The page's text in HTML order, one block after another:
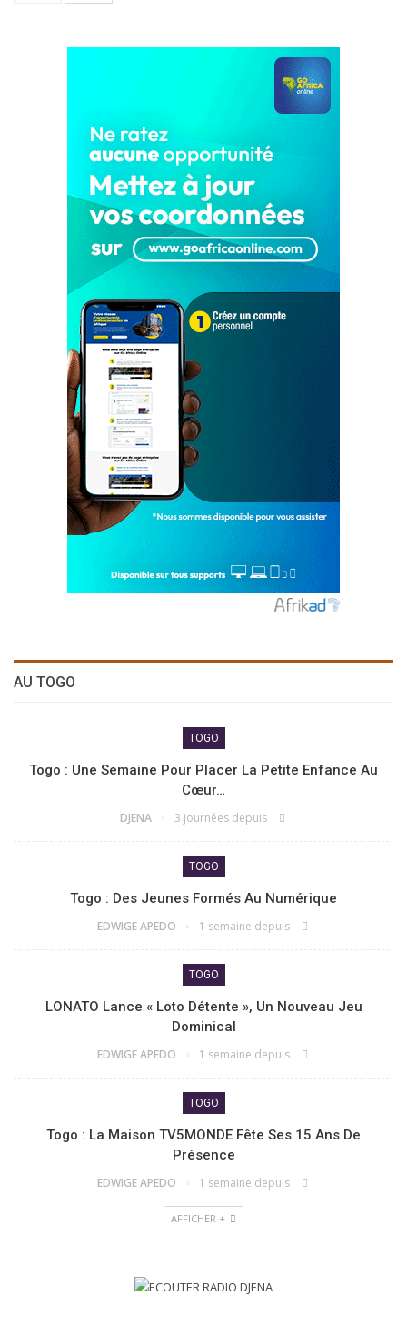
AU TOGO
TOGO
Togo : Une Semaine Pour Placer La Petite Enfance Au
Cœur…
DJENA 3 journées depuis
TOGO
Togo : Des Jeunes Formés Au Numérique
EDWIGE APEDO 1 semaine depuis
TOGO
LONATO Lance « Loto Détente », Un Nouveau Jeu
Dominical
EDWIGE APEDO 1 semaine depuis
TOGO
Togo : La Maison TV5MONDE Fête Ses 15 Ans De
Présence
EDWIGE APEDO 1 semaine depuis
AFFICHER +